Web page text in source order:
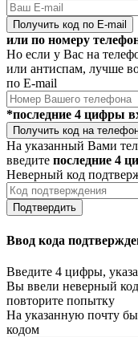
Получить код по E-mail
или по номеру
Но если у Вас на
или антиспам, лучше
по E-mail
*последние 4 цифры
Получить код на
На указанный Вами
введите последние 4
Неверный код
Подтвердить
Ввод кода
Введите 4 цифры,
Вы ввели неверный
повторите попытку
На указанную почту
кодом